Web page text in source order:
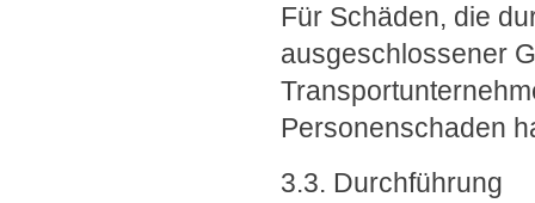
Für Schäden, die
ausgeschlossener
Personenschaden
3.3. Durchführung